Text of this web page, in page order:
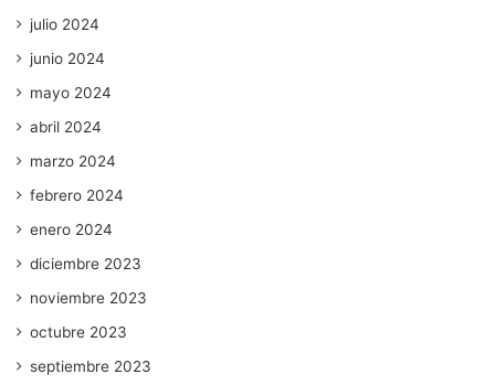
julio 2024
junio 2024
mayo 2024
abril 2024
marzo 2024
febrero 2024
enero 2024
diciembre 2023
noviembre 2023
octubre 2023
septiembre 2023